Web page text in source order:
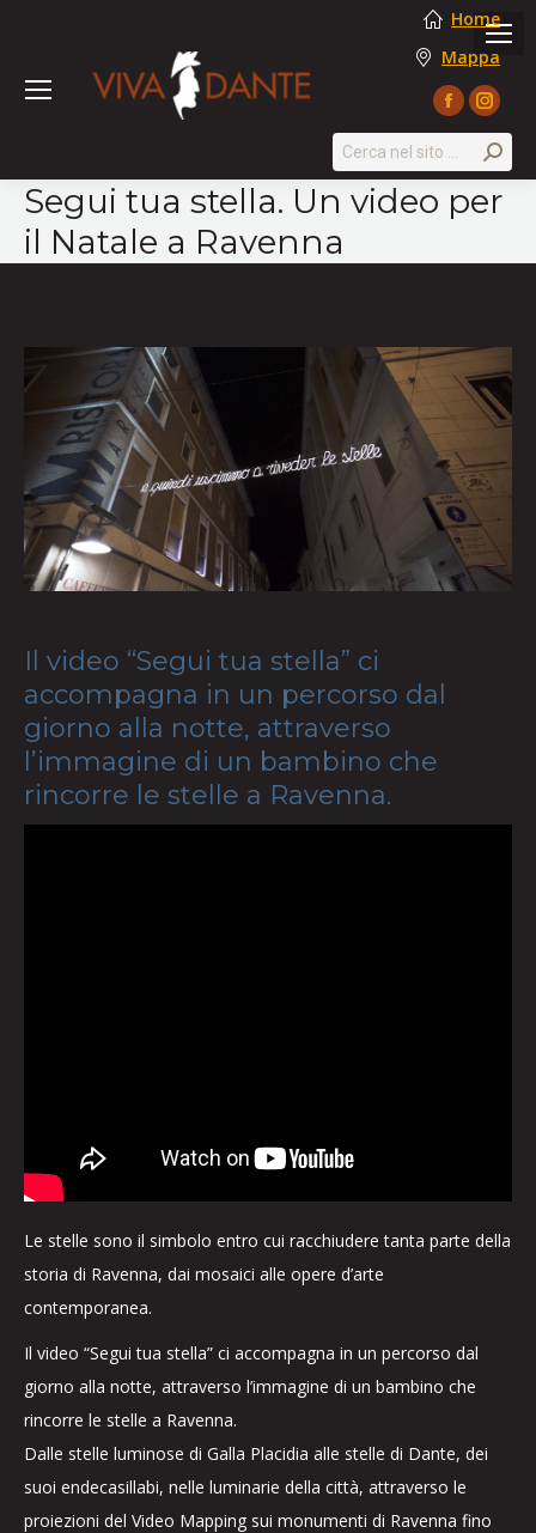
Home
Mappa
Facebook
opens
in
window
page
opens
in
Search:
Segui tua stella. Un video per
il Natale a Ravenna
Il video “Segui tua stella” ci
accompagna in un percorso dal
giorno alla notte, attraverso
l’immagine di un bambino che
rincorre le stelle a Ravenna.
Le stelle sono il simbolo entro cui racchiudere tanta parte della
storia di Ravenna, dai mosaici alle opere d’arte
contemporanea.
Il video “Segui tua stella” ci accompagna in un percorso dal
giorno alla notte, attraverso l’immagine di un bambino che
rincorre le stelle a Ravenna.
Dalle stelle luminose di Galla Placidia alle stelle di Dante, dei
suoi endecasillabi, nelle luminarie della città, attraverso le
proiezioni del Video Mapping sui monumenti di Ravenna fino